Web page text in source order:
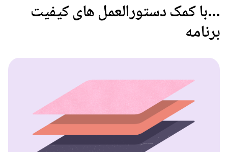
…با کمک دستورالعمل های کیفیت
برنامه